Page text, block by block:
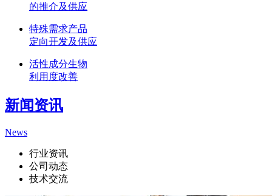
的推介及供应
特殊需求产品
定向开发及供应
活性成分生物
利用度改善
新闻资讯
News
行业资讯
公司动态
技术交流